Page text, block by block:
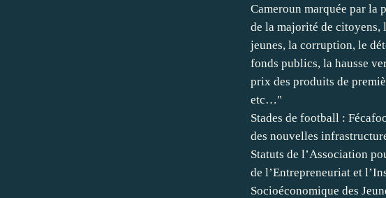
Cameroun marquée par la
de la majorité de citoyens,
jeunes, la corruption, le
fonds publics, la hausse
prix des produits de
etc…"
Stades de football :
des nouvelles
Statuts de l’Association
de l’Entrepreneuriat et
Socioéconomique des